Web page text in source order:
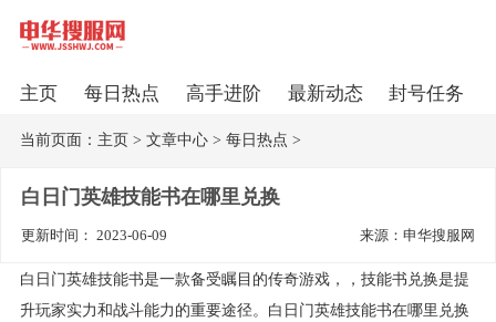
主页 每日热点 高手进阶 最新动态 封号任务
当前页面： 主页> 文章中心> 每日热点 >
白日门英雄技能书在哪里兑换
更新时间： 2023-06-09 来源：申华搜服网
白日门英雄技能书是一款备受瞩目的传奇游戏，，技能书兑换是提
升玩家实力和战斗能力的重要途径。白日门英雄技能书在哪里兑换